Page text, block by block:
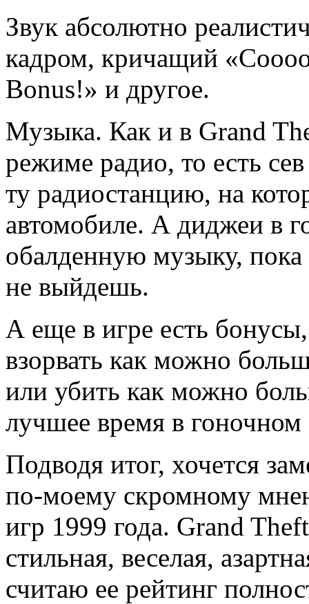
Звук абсолютно
кадром, кричащий
Bonus!» и другое.
Музыка. Как и в Grand
режиме радио, то есть
ту радиостанцию, на
автомобиле. А диджеи в
обалденную музыку,
не выйдешь.
А еще в игре есть
взорвать как можно
или убить как можно
лучшее время в гоночном
Подводя итог, хочется
по-моему скромному
игр 1999 года. Grand
стильная, веселая,
считаю ее рейтинг